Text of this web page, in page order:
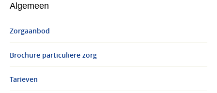
Algemeen
Zorgaanbod
Brochure particuliere zorg
Tarieven